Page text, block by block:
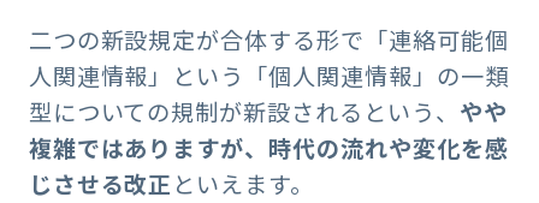
二つの新設規定が合体する形で「連絡可能個
人関連情報」という「個人関連情報」の一類
型についての規制が新設されるという、 やや
複雑ではありますが、時代の流れや変化を感
じさせる改正 といえます。